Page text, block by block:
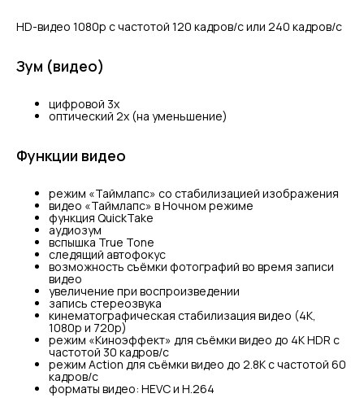
HD-видео 1080р c частотой 120 кадров/ с или 240 кадров/ с
Зум (видео)
цифровой 3х
оптический 2x (на уменьшение)
Функции видео
режим «Таймлапс» со стабилизацией изображения
видео «Таймлапс» в Ночном режиме
функция QuickTake
аудиозум
вспышка True Tone
следящий автофокус
возможность съёмки фотографий во время записи
видео
увеличение при воспроизведении
запись стереозвука
кинематографическая стабилизация видео (4K,
1080p и 720p)
режим «Киноэффект» для съёмки видео до 4K HDR с
частотой 30 кадров/с
режим Action для съёмки видео до 2.8К с частотой 60
кадров/с
форматы видео: HEVC и H.264